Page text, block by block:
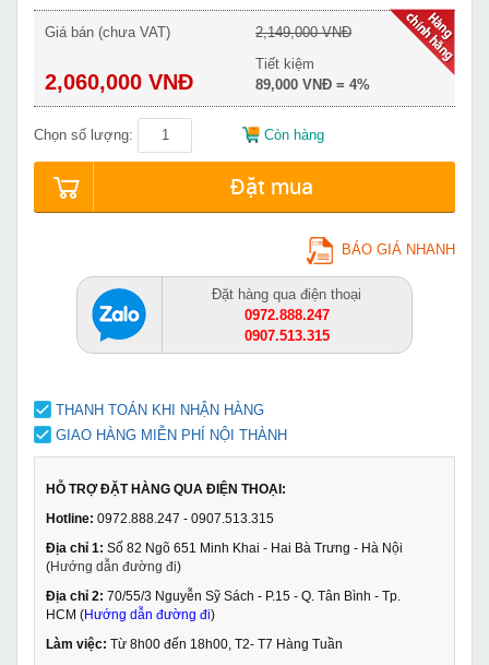
Giá bán (chưa VAT)
2,060,000 VNĐ
2,149,000 VNĐ
Tiết kiệm
89,000 VNĐ = 4%
Chọn số lượng: Còn hàng
Đặt mua
BÁO GIÁ NHANH
Đặt hàng qua điện thoại
0972.888.247
0907.513.315
THANH TOÁN KHI NHẬN HÀNG
GIAO HÀNG MIỄN PHÍ NỘI THÀNH
HỖ TRỢ ĐẶT HÀNG QUA ĐIỆN THOẠI:
Hotline: 0972.888.247 - 0907.513.315
Địa chỉ 1: Số 82 Ngõ 651 Minh Khai - Hai Bà Trưng - Hà Nội
(Hướng dẫn đường đi)
Địa chỉ 2: 70/55/3 Nguyễn Sỹ Sách - P.15 - Q. Tân Bình - Tp.
HCM (Hướng dẫn đường đi)
Làm việc: Từ 8h00 đến 18h00, T2- T7 Hàng Tuần